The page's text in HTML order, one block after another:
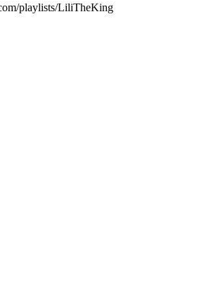
playlists/LiliTheKing